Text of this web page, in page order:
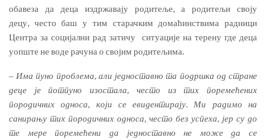
обавеза да деца издржавају родитеље, а родитељи своју
децу, често баш у тим старачким домаћинствима радници
Центра за социјални рад затичу ситуације на терену где деца
уопште не воде рачуна о својим родитељима.
‒ Има пуно проблема, али једноставно та подршка од стране
деце је потпуно изостала, често из тих поремећених
породичних односа, који се евидентирају. Ми радимо на
санирању тих породичних односа, често без успеха, јер су до
те мере поремећени да једноставно не може да се